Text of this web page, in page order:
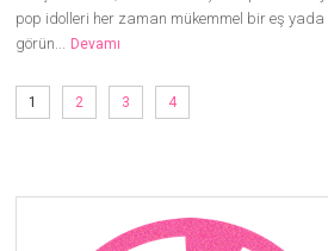
pop idolleri her zaman mükemmel bir eş
görün... Devamı
1 2 3 4